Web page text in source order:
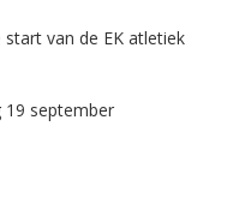
van de EK atletiek
19 september